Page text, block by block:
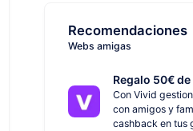
Recomendaciones
Webs amigas
Regalo 50€
Con Vivid
con amigos y
cashback en tus